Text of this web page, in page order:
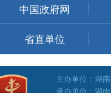
中国政府网
省直单位
主办单位：湖